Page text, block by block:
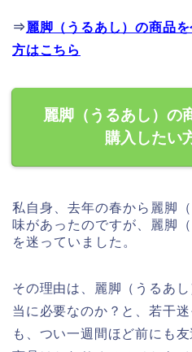
⇒ 麗脚（うるあし）の商品
方はこちら
麗脚（うるあし）の
購入したい
私自身、去年の春から麗脚
味があったのですが、麗脚
を迷っていました。
その理由は、麗脚（うるあ
当に必要なのか？と、若干
も、つい一週間ほど前にも